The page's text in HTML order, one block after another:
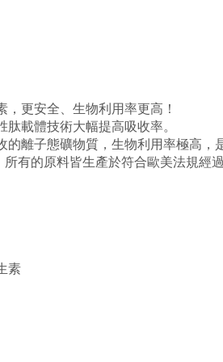
更安全、生物利用率更高！
載體技術大幅提高吸收率。
離子態礦物質，生物利用率極高，
有的原料皆生產於符合歐美法規經過
素